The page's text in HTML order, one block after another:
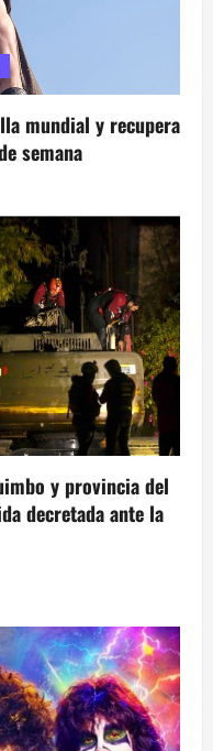
mundial y recupera
semana
y provincia del
decretada ante la